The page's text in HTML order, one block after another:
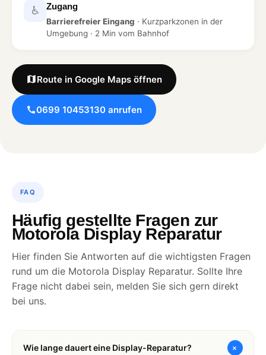
♿ Zugang
Barrierefreier Eingang · Kurzparkzonen in der
Umgebung · 2 Min vom Bahnhof
Route in Google Maps öffnen
0699 10453130 anrufen
FAQ
Häufig gestellte Fragen zur
Motorola Display Reparatur
Hier finden Sie Antworten auf die wichtigsten Fragen
rund um die Motorola Display Reparatur. Sollte Ihre
Frage nicht dabei sein, melden Sie sich gern direkt
bei uns.
Wie lange dauert eine Display-Reparatur? +